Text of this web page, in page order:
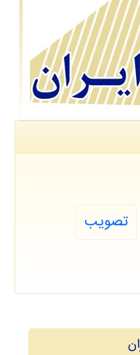
تصویب